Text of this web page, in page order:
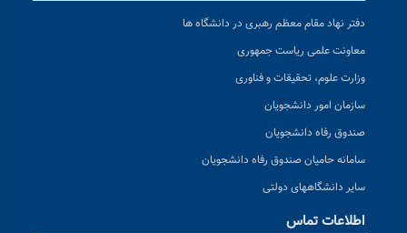
دفتر نهاد مقام معظم رهبری در دانشگاه ها
معاونت علمی ریاست جمهوری
وزارت علوم، تحقیقات و فناوری
سازمان امور دانشجویان
صندوق رفاه دانشجویان
سامانه حامیان صندوق رفاه دانشجویان
سایر دانشگاههای دولتی
اطلاعات تماس